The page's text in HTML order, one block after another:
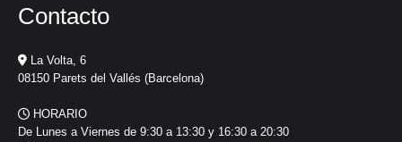
Contacto
La Volta, 6
08150 Parets del Vallés (Barcelona)
HORARIO
De Lunes a Viernes de 9:30 a 13:30 y 16:30 a 20:30